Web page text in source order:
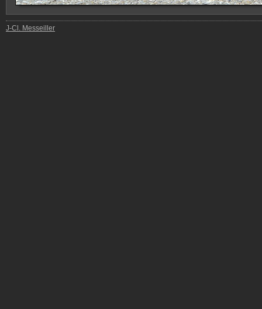
J-Cl. Messeiller